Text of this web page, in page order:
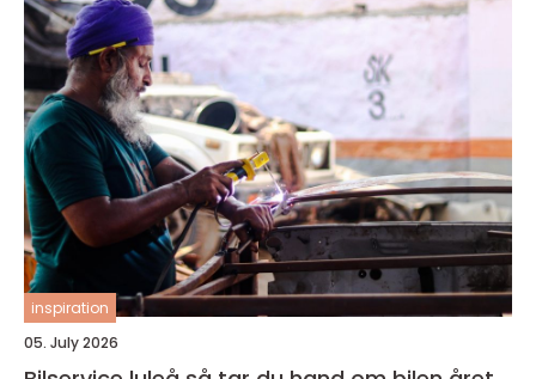
inspiration
05. July 2026